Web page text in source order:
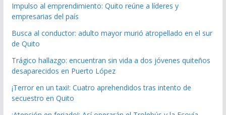
Impulso al emprendimiento: Quito reúne a líderes y
empresarias del país
Busca al conductor: adulto mayor murió atropellado en el sur
de Quito
Trágico hallazgo: encuentran sin vida a dos jóvenes quiteños
desaparecidos en Puerto López
¡Terror en un taxi!: Cuatro aprehendidos tras intento de
secuestro en Quito